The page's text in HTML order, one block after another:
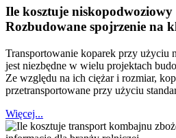
Ile kosztuje
Rozbudowane spojrzenie na
Transportowanie koparek przy użyciu
jest niezbędne w wielu projektach
Ze względu na ich ciężar i rozmiar,
przetransportowane przy użyciu
Więcej...